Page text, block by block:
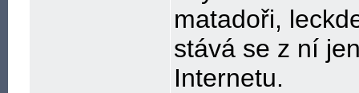
matadoři,
stává se z ní
Internetu.